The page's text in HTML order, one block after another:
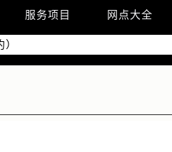
服务项目 网点大全
需提前预约）
前预约）
约）
提前预约）
约）